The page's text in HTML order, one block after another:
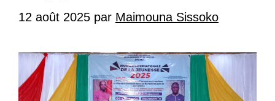
12 août 2025 par Maimouna Sissoko